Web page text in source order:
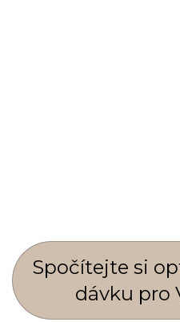
Spočí­tejte si
dávku pro